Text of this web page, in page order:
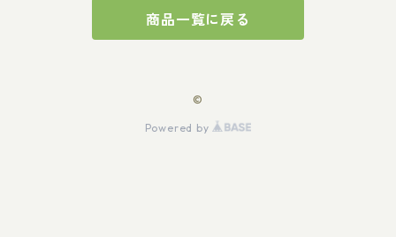
お試しセット
商品一覧に戻る
©
Powered by